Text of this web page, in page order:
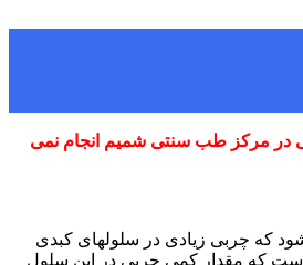
در مرکز طب سنتی شمیم انجام نمی
که چربی زیادی در سلولهای کبدی
است که مقدار کمی چربی در این سلول